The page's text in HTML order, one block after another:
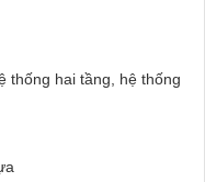
thống hai tầng, hệ thống